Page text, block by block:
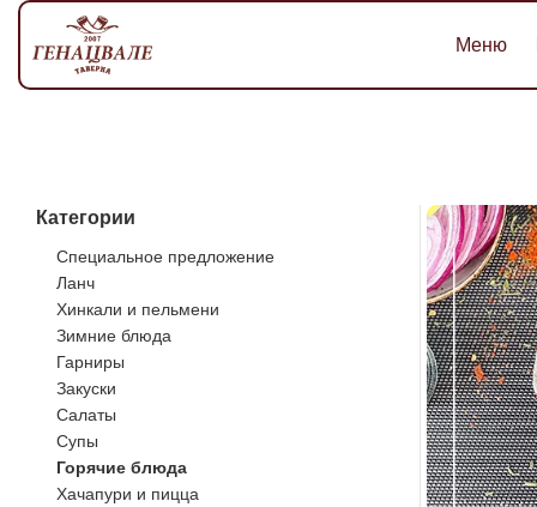
Меню
Категории
Специальное предложение
Ланч
Хинкали и пельмени
Зимние блюда
Гарниры
Закуски
Салаты
Супы
Горячие блюда
Хачапури и пицца